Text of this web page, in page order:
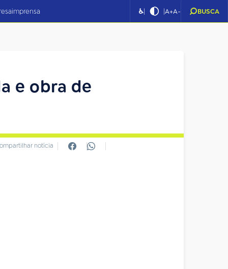
imprensa ♿| |A+A- BUSCA
e obra de
notícia